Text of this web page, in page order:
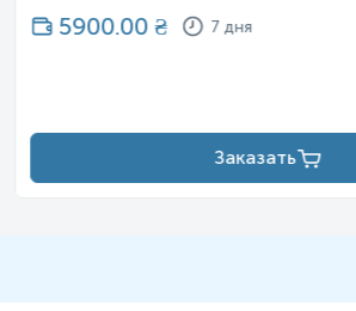
5900.00₴ 7 дня
Заказать